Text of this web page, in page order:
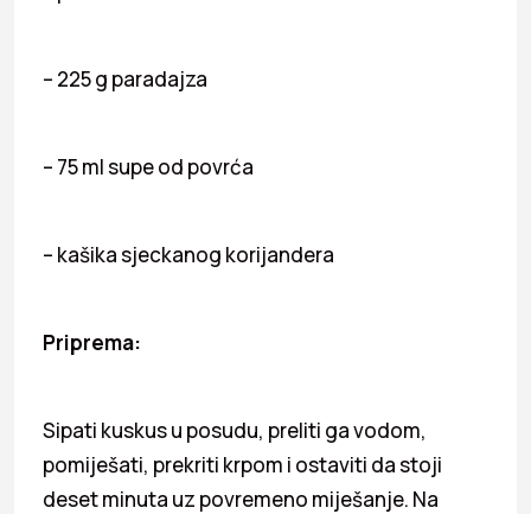
– 225 g paradajza
– 75 ml supe od povrća
– kašika sjeckanog korijandera
Priprema:
Sipati kuskus u posudu, preliti ga vodom,
pomiješati, prekriti krpom i ostaviti da stoji
deset minuta uz povremeno miješanje. Na